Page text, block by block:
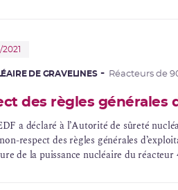
DE GRAVELINES Réacteurs de
des règles générales
a déclaré à l’Autorité de sûreté
respect des règles générales
de la puissance nucléaire du réacteur